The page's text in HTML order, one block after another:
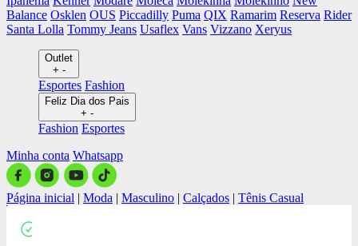
Balance Osklen OUS Piccadilly Puma QIX Ramarim Reserva Rider
Santa Lolla Tommy Jeans Usaflex Vans Vizzano Xeryus
Outlet
+ -
Esportes Fashion
Feliz Dia dos Pais
+ -
Fashion Esportes
Minha conta Whatsapp
Página inicial | Moda | Masculino | Calçados | Tênis Casual